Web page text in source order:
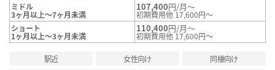
ミドル
3ヶ月以上～7ヶ月未満
107,400円/月～
初期費用他 17,600円～
ショート
1ヶ月以上～3ヶ月未満
110,400円/月～
初期費用他 17,600円～
駅近 女性向け
同棲向け